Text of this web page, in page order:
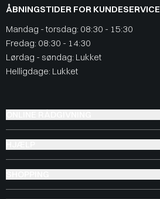
ÅBNINGSTIDER FOR KUNDESERVICE
Mandag - torsdag: 08:30 - 15:30
Fredag: 08:30 - 14:30
Lørdag - søndag: Lukket
Helligdage: Lukket